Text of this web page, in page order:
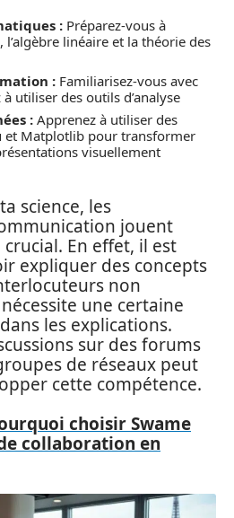
: Préparez-vous à
linéaire et la théorie des
: Familiarisez-vous avec
utiliser des outils d’analyse
: Apprenez à utiliser des
et Matplotlib pour transformer
visuellement
science, les
jouent
En effet, il est
expliquer des concepts
non
une certaine
les explications.
sur des forums
de réseaux peut
cette compétence.
choisir Swame
collaboration en